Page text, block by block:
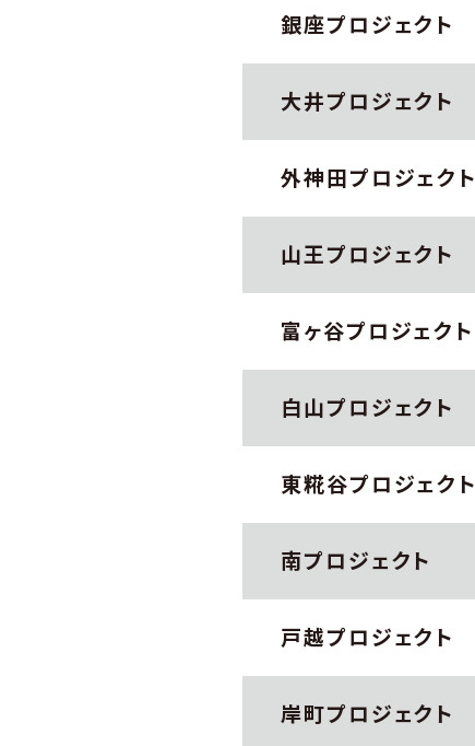
銀座プロジェクト
大井プロジェクト
外神田プロジェクト
山王プロジェクト
富ヶ谷プロジェクト
白山プロジェクト
東糀谷プロジェクト
南プロジェクト
戸越プロジェクト
岸町プロジェクト